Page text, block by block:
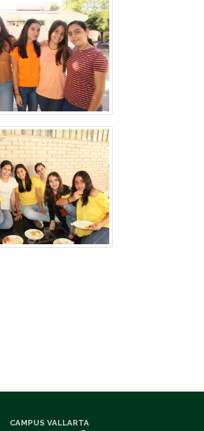
CAMPUS VALLARTA